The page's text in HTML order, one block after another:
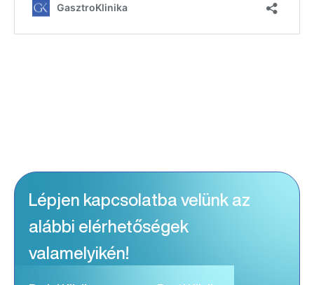
Lépjen kapcsolatba velünk az
alábbi elérhetőségek
valamelyikén!